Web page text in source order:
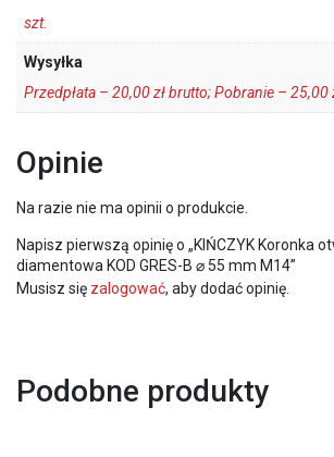
szt.
Wysyłka
Przedpłata – 20,00 zł brutto; Pobranie – 25,00
Opinie
Na razie nie ma opinii o produkcie.
Napisz pierwszą opinię o „KIŃCZYK Koronka
diamentowa KOD GRES-B ⌀ 55 mm M14”
Musisz się zalogować, aby dodać opinię.
Podobne produkty